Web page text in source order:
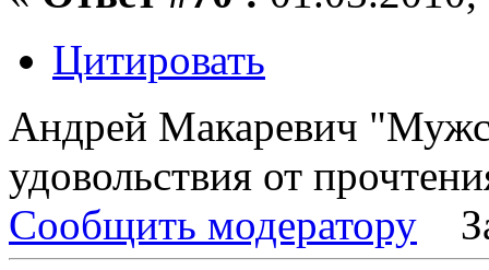
Цитировать
Андрей Макаревич
удовольствия от
Сообщить модератору